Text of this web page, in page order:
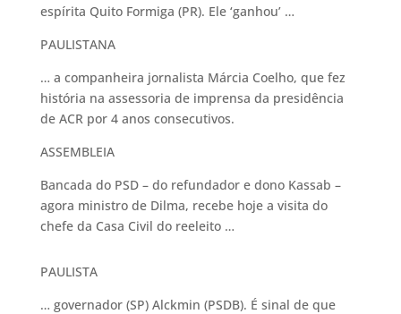
espírita Quito Formiga (PR). Ele ‘ganhou’ …
PAULISTANA
… a companheira jornalista Márcia Coelho, que fez
história na assessoria de imprensa da presidência
de ACR por 4 anos consecutivos.
ASSEMBLEIA
Bancada do PSD – do refundador e dono Kassab –
agora ministro de Dilma, recebe hoje a visita do
chefe da Casa Civil do reeleito …
PAULISTA
… governador (SP) Alckmin (PSDB). É sinal de que